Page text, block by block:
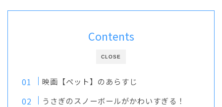
CLOSE
Contents
映画【ペット】のあらすじ
うさぎのスノーボールがかわいすぎる！